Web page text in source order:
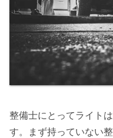
整備士にとってライト
す。まず持っていない